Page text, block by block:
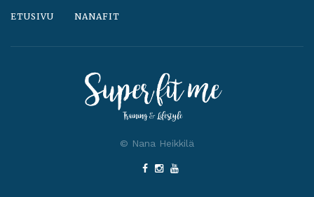
ETUSIVU NANAFIT
© Nana Heikkilä